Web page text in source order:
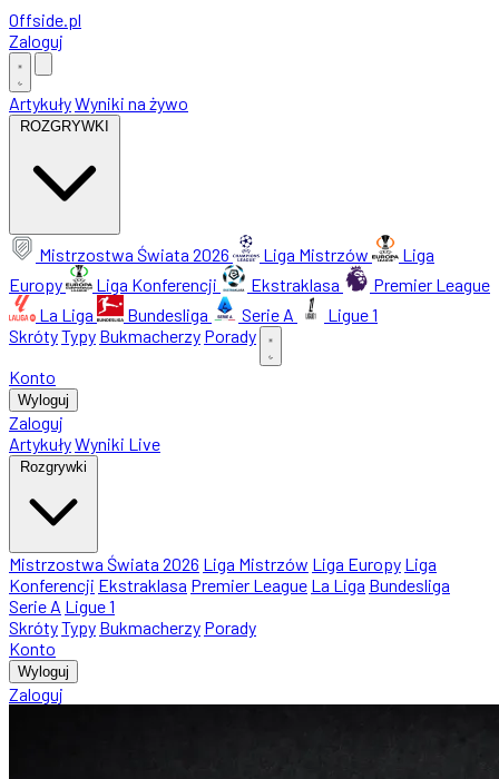
Offside.pl
Zaloguj
ArtykułyWyniki na żywo
ROZGRYWKI
Mistrzostwa Świata 2026 Liga Mistrzów
Liga
Europy
Liga Konferencji Ekstraklasa
Premier League
La Liga
Bundesliga Serie A
Ligue 1
SkrótyTypy Bukmacherzy Porady
Konto
Wyloguj
Zaloguj
ArtykułyWyniki Live
Rozgrywki
Mistrzostwa Świata 2026 Liga Mistrzów Liga Europy Liga
Konferencji Ekstraklasa Premier League La Liga Bundesliga
Serie A Ligue 1
SkrótyTypy Bukmacherzy Porady
Konto
Wyloguj
Zaloguj